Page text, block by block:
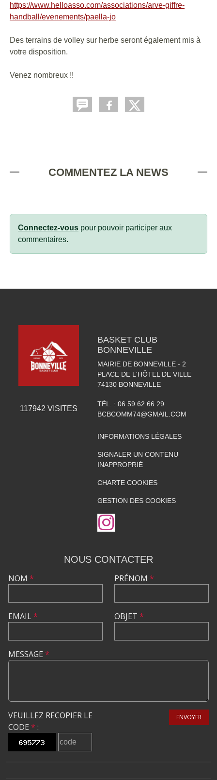
https://www.helloasso.com/associations/arve-giffre-
handball/evenements/paella-jo
Des terrains de volley sur herbe seront également mis à
votre disposition.
Venez nombreux !!
COMMENTEZ LA NEWS
Connectez-vous pour pouvoir participer aux
commentaires.
117942 VISITES
BASKET CLUB
BONNEVILLE
MAIRIE DE BONNEVILLE - 2
PLACE DE L'HÔTEL DE VILLE
74130 BONNEVILLE
TÉL. : 06 59 62 66 29
BCBCOMM74@GMAIL.COM
INFORMATIONS LÉGALES
SIGNALER UN CONTENU
INAPPROPRIÉ
CHARTE COOKIES
GESTION DES COOKIES
NOUS CONTACTER
NOM *
EMAIL*
PRÉNOM *
OBJET *
MESSAGE *
VEUILLEZ RECOPIER LE
CODE * :
ENVOYER